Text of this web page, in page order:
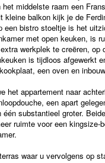
het middelste raam een
kleine balkon kijk je de
een bistro stoeltje is het
met open keuken, is
werkplek te creëren, op
is tijdloos afgewerkt
een oven en
het appartement naar
een apart
één substantieel groter.
ruimte voor een kingsize-
waar u vervolgens op